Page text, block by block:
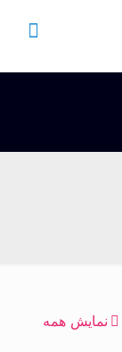
نمایش همه